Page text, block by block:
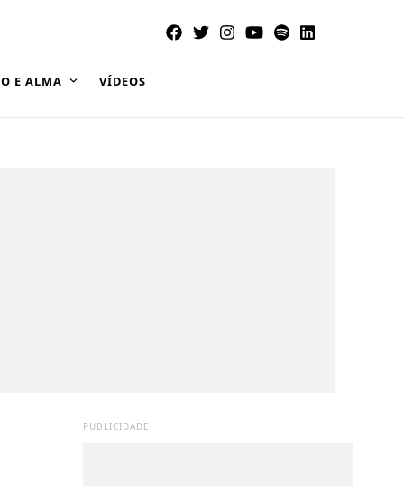
E ALMA VÍDEOS
PUBLICIDADE